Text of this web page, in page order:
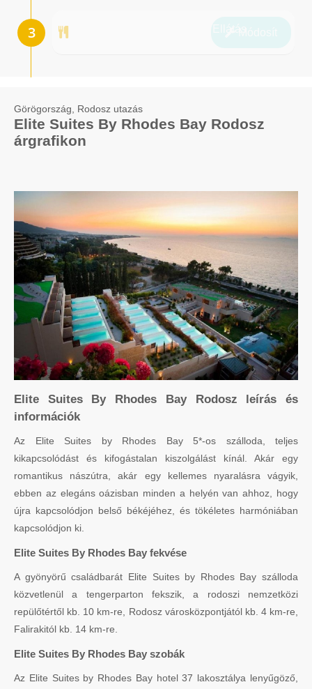
Görögország, Rodosz utazás
Elite Suites By Rhodes Bay Rodosz
árgrafikon
Elite Suites By Rhodes Bay Rodosz leírás és
információk
Az Elite Suites by Rhodes Bay 5*-os szálloda, teljes
kikapcsolódást és kifogástalan kiszolgálást kínál. Akár egy
romantikus nászútra, akár egy kellemes nyaralásra vágyik,
ebben az elegáns oázisban minden a helyén van ahhoz, hogy
újra kapcsolódjon belső békéjéhez, és tökéletes harmóniában
kapcsolódjon ki.
Elite Suites By Rhodes Bay fekvése
A gyönyörű családbarát Elite Suites by Rhodes Bay szálloda
közvetlenül a tengerparton fekszik, a rodoszi nemzetközi
repülőtértől kb. 10 km-re, Rodosz városközpontjától kb. 4 km-re,
Falirakitól kb. 14 km-re.
Elite Suites By Rhodes Bay szobák
Az Elite Suites by Rhodes Bay hotel 37 lakosztálya lenyűgöző,